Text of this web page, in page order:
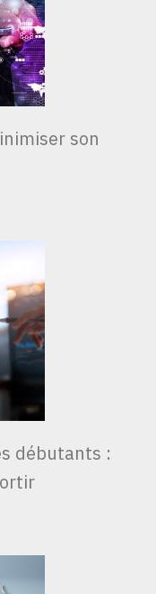
son
débutants :